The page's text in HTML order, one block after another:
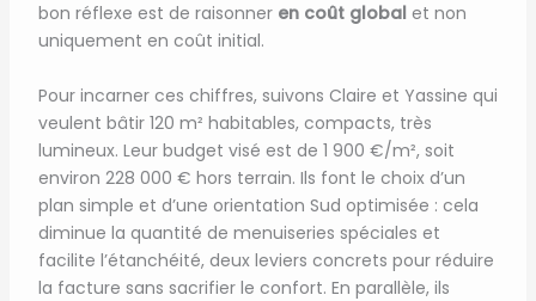
bon réflexe est de raisonner en coût globalet non
uniquement en coût initial.
Pour incarner ces chiffres, suivons Claire et Yassine qui
veulent bâtir 120 m² habitables, compacts, très
lumineux. Leur budget visé est de 1 900 €/m², soit
environ 228 000 € hors terrain. Ils font le choix d’un
plan simple et d’une orientation Sud optimisée : cela
diminue la quantité de menuiseries spéciales et
facilite l’étanchéité, deux leviers concrets pour réduire
la facture sans sacrifier le confort. En parallèle, ils